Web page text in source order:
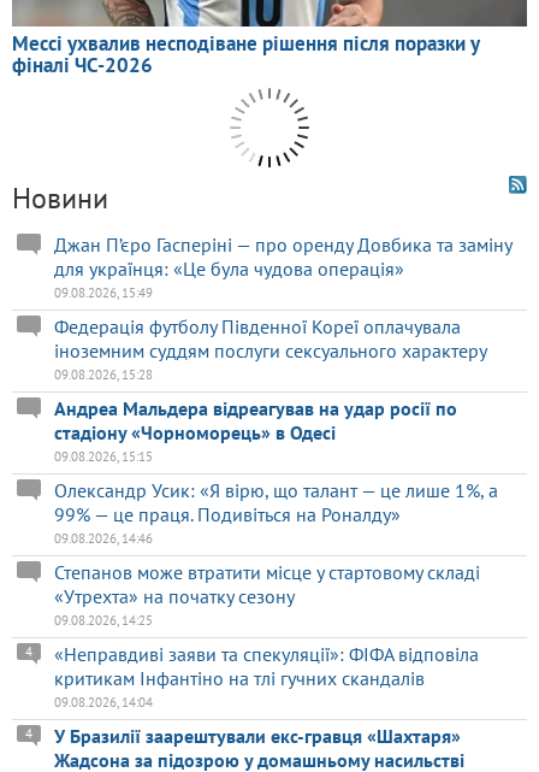
Новини
Джан П’єро Гасперіні — про оренду Довбика та заміну
для українця: «Це була чудова операція»
09.08.2026, 15:49
Федерація футболу Південної Кореї оплачувала
іноземним суддям послуги сексуального характеру
09.08.2026, 15:28
Андреа Мальдера відреагував на удар росії по
стадіону «Чорноморець» в Одесі
09.08.2026, 15:15
Олександр Усик: «Я вірю, що талант — це лише 1%, а
99% — це праця. Подивіться на Роналду»
09.08.2026, 14:46
Степанов може втратити місце у стартовому складі
«Утрехта» на початку сезону
09.08.2026, 14:25
«Неправдиві заяви та спекуляції»: ФІФА відповіла
критикам Інфантіно на тлі гучних скандалів
4
09.08.2026, 14:04
У Бразилії заарештували екс-гравця «Шахтаря»
Жадсона за підозрою у домашньому насильстві
4